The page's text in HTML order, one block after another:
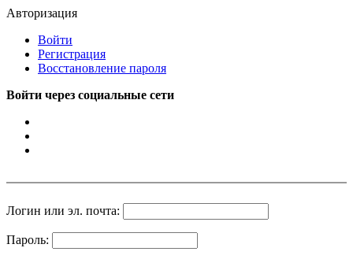
Авторизация
Войти
Регистрация
Восстановление пароля
Войти через социальные сети
Логин или эл. почта:
Пароль: